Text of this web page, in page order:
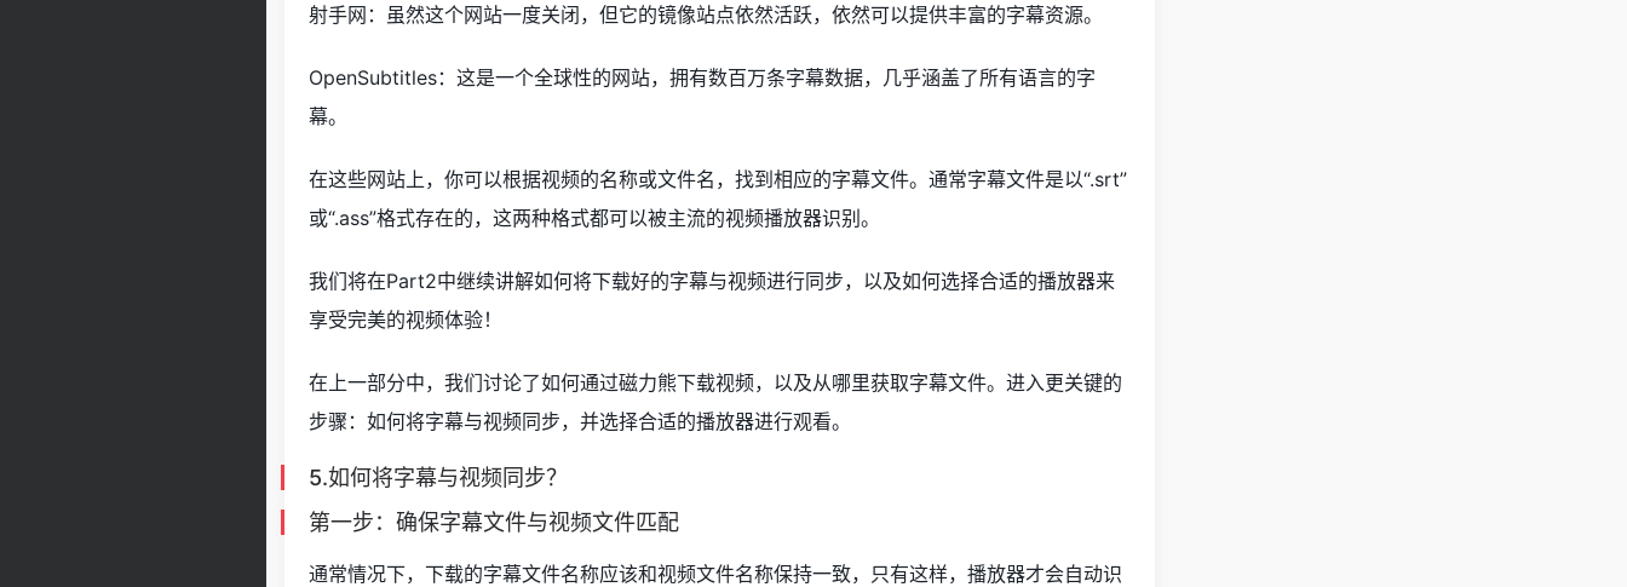
射手网：虽然这个网站一度关闭，但它的镜像站点依然活跃，依然可以提供丰富的字幕资源。
OpenSubtitles：这是一个全球性的网站，拥有数百万条字幕数据，几乎涵盖了所有语言的字
幕。
在这些网站上，你可以根据视频的名称或文件名，找到相应的字幕文件。通常字幕文件是以“.srt”
或“.ass”格式存在的，这两种格式都可以被主流的视频播放器识别。
我们将在Part2中继续讲解如何将下载好的字幕与视频进行同步，以及如何选择合适的播放器来
享受完美的视频体验！
在上一部分中，我们讨论了如何通过磁力熊下载视频，以及从哪里获取字幕文件。进入更关键的
步骤：如何将字幕与视频同步，并选择合适的播放器进行观看。
5.如何将字幕与视频同步？
第一步：确保字幕文件与视频文件匹配
通常情况下，下载的字幕文件名称应该和视频文件名称保持一致，只有这样，播放器才会自动识